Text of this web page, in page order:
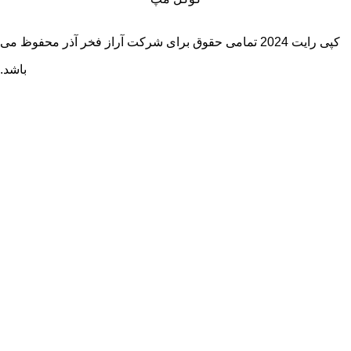
کپی رایت 2024 تمامی حقوق برای شرکت آراز فخر آذر محفوظ می
باشد.